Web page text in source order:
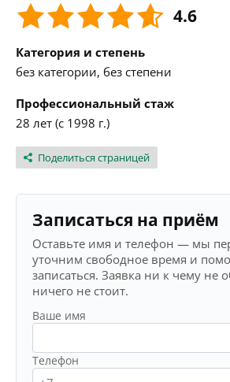
4.6
Категория и степень
без категории, без степени
Профессиональный стаж
28 лет (с 1998 г.)
Поделиться страницей
Записаться на приём
Оставьте имя и телефон — мы
уточним свободное время и
записаться. Заявка ни к чему не
ничего не стоит.
Ваше имя
Телефон